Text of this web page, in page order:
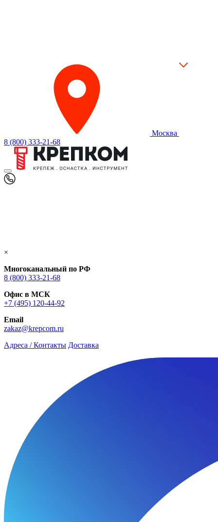
Москва
8 (800) 333-21-68
×
Многоканальный по РФ
8 (800) 333‑21-68
Офис в МСК
+7 (495) 120-44-92
Email
zakaz@krepcom.ru
Адреса / Контакты Доставка